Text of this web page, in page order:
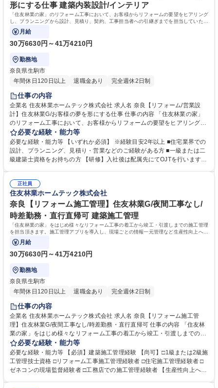
す。 学歴・資格 学歴：大学院 大学 高専 短大 専修学校 高校 語学力： 資
格：
形にする仕事 建築内装設計/インテリア
「住友林業の家」のリフォーム工事において、お客様からリフォームの要望をヒアリング
し、プランニングから設計、見積り、契約、工事担当者への引継ぎまでを担当していただ
きます。
月給
30万6630円～41万4210円
勤務地
奈良県生駒市
年間休日120日以上
退職金あり 完全週休2日制
仕事の内容
企業名 住友林業ホームテック株式会社 求人名 奈良【リフォーム/営業設
計】住友林業G/お客様の夢を形にする仕事 仕事の内容 「住友林業の家」
のリフォーム工事において、お客様からリフォームの要望をヒアリング
し、プランニングから設計、見積り、契約、工事担当者への引継ぎまでを
担当していただきます。 【具体的には】「住友林業の家」のオーナー様：
社内の顧客データやメンテナンス担当部門からの情報を元に水回り設備の
交換や内装、外装などの工事を提案。すでに住友林業として取引があるた
の思いを汲み取り、その解決策をプランに反映させられるため、お客様の
満足に繋がります。 募集職種 奈良【リフォーム/営業設計】住友林業G/お
客様の夢を形にする仕事
必要な経験・能力等
必要な経験・能力等 【いずれか必須】 ※経験目安2年以上 ■住宅業界での
設計、プランニング、見積り・営業などのご経験がある方 ■一級または二
級建築士資格をお持ちの方 【研修】入社後は配属先にてOJTを行います。
【キャリアパス】研修制度が整っている為、営業未経験で入社した社員
も、今では当社のコアメンバーとして成長しています。実績を積み重ねれ
ば、主任→係長から、ゆくゆくは管理職へとステップアップも可能です。
学歴・資格 学歴：大学院 大学 高専 短大 専修学校 高校 語学力： 資格：
正社員
住友林業ホームテック株式会社
奈良【リフォーム施工管理】住友林業G/夜間工事なし/
時差勤務・直行直帰可 建築施工管理
「住友林業の家」をはじめ様々なリフォーム工事の着工から竣工・引渡しまでの施工管理
を担当頂きます。施工管理アプリを導入し、現場ごとの情報一元管理など生産性向上への
取り組みも積極的に行っています。
月給
30万6630円～41万4210円
勤務地
奈良県生駒市
年間休日120日以上
退職金あり 完全週休2日制
仕事の内容
企業名 住友林業ホームテック株式会社 求人名 奈良【リフォーム施工管
理】住友林業G/夜間工事なし/時差勤務・直行直帰可 仕事の内容 「住友林
業の家」をはじめ様々なリフォーム工事の着工から竣工・引渡しまでの施
工管理を担当頂きます。施工管理アプリを導入し、現場ごとの情報一元管
理など生産性向上への取り組みも積極的に行っています。 【仕事の流れ】
(1)リフォームエンジニアから工事内容の引継ぎ(2)工事着工準備(予算作
成・工事発注手配・工程確認)(3)着工(4)工事管理(工程・安全・品質・原
必要な経験・能力等
必要な経験・能力等 【必須】建築施工管理経験 【尚可】□1級または2級施
工管理技士資格 □リフォーム工事施工管理経験者 □住宅施工管理経験者 □
ゼネコンの現場監督経験者 □工務店での施工管理経験者 【生産性向上への